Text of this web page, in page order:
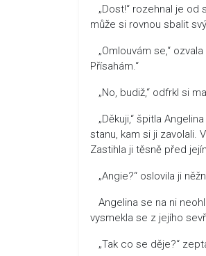
„Dost!“ rozehnal je od
může si rovnou sbalit
„Omlouvám se,“
Přísahám.“
„No, budiž,“ odfrkl si
„Děkuji,“ špitla
stanu, kam si ji zavolali.
Zastihla ji těsně před
„Angie?“ oslovila ji
Angelina se na ni
vysmekla se z jejího
„Tak co se děje?“